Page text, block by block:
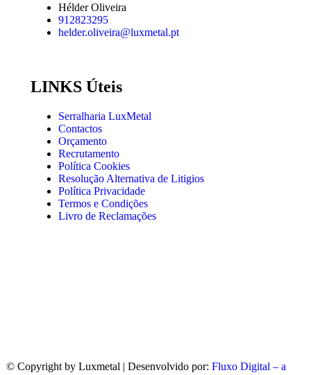
Hélder Oliveira
912823295
helder.oliveira@luxmetal.pt
LINKS Úteis
Serralharia LuxMetal
Contactos
Orçamento
Recrutamento
Política Cookies
Resolução Alternativa de Litigios
Política Privacidade
Termos e Condições
Livro de Reclamações
© Copyright by Luxmetal | Desenvolvido por: Fluxo Digital – a